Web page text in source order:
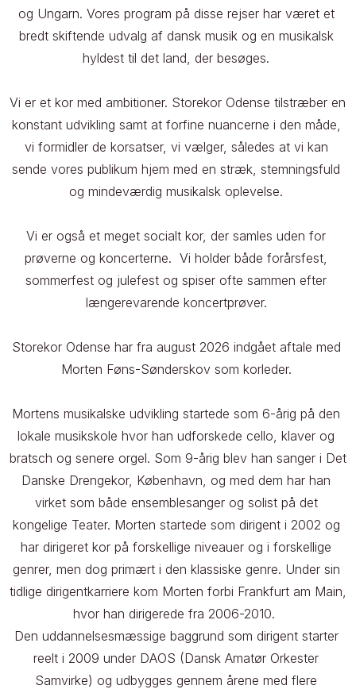
og Ungarn. Vores program på disse rejser har været et
bredt skiftende udvalg af dansk musik og en musikalsk
hyldest til det land, der besøges.
Vi er et kor med ambitioner. Storekor Odense tilstræber en
konstant udvikling samt at forfine nuancerne i den måde,
vi formidler de korsatser, vi vælger, således at vi kan
sende vores publikum hjem med en stræk, stemningsfuld
og mindeværdig musikalsk oplevelse.
Vi er også et meget socialt kor, der samles uden for
prøverne og koncerterne.  Vi holder både forårsfest,
sommerfest og julefest og spiser ofte sammen efter
længerevarende koncertprøver.
Storekor Odense har fra august 2026 indgået aftale med
Morten Føns-Sønderskov som korleder.
Mortens musikalske udvikling startede som 6-årig på den
lokale musikskole hvor han udforskede cello, klaver og
bratsch og senere orgel. Som 9-årig blev han sanger i Det
Danske Drengekor, København, og med dem har han
virket som både ensemblesanger og solist på det
kongelige Teater. Morten startede som dirigent i 2002 og
har dirigeret kor på forskellige niveauer og i forskellige
genrer, men dog primært i den klassiske genre. Under sin
tidlige dirigentkarriere kom Morten forbi Frankfurt am Main,
hvor han dirigerede fra 2006-2010.
Den uddannelsesmæssige baggrund som dirigent starter
reelt i 2009 under DAOS (Dansk Amatør Orkester
Samvirke) og udbygges gennem årene med flere